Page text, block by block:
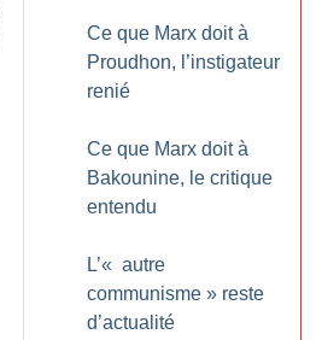
Ce que Marx doit à
Proudhon, l’instigateur
renié
Ce que Marx doit à
Bakounine, le critique
entendu
L’« autre
communisme » reste
d’actualité